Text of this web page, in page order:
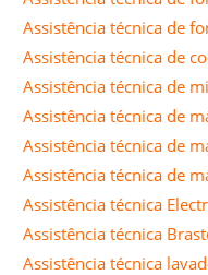
Assistência técnica de
Assistência técnica de
Assistência técnica de
Assistência técnica de
Assistência técnica de
Assistência técnica de
Assistência técnica
Assistência técnica
Assistência técnica